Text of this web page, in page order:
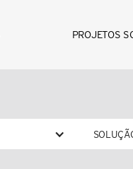
PROJETOS